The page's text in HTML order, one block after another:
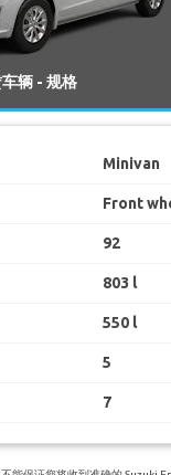
辆 - 规格
Minivan
Front
92
803 l
550 l
5
7